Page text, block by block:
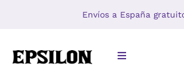
Envíos a España
Toggle